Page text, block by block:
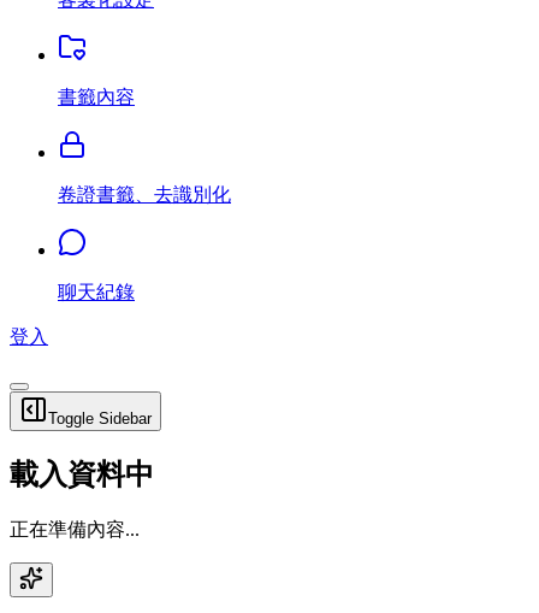
書籤內容
卷證書籤、去識別化
聊天紀錄
登入
Toggle Sidebar
載入資料中
正在準備內容...